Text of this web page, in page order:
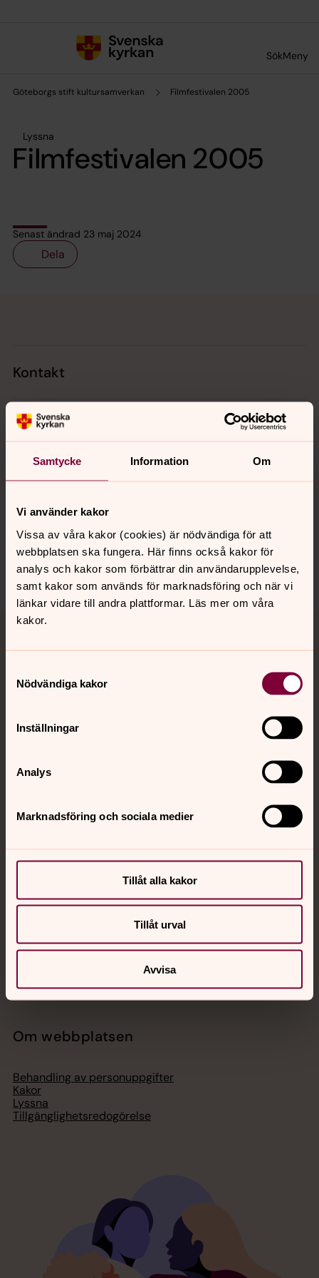
Samtycke Information Om
Vi använder kakor
Vissa av våra kakor (cookies) är nödvändiga för att
webbplatsen ska fungera. Här finns också kakor för
analys och kakor som förbättrar din användarupplevelse,
samt kakor som används för marknadsföring och när vi
länkar vidare till andra plattformar. Läs mer om våra
kakor.
Nödvändiga kakor
Inställningar
Analys
Marknadsföring och sociala medier
Tillåt alla kakor
Tillåt urval
Avvisa
SökMeny
Göteborgs stift kultursamverkan Filmfestivalen 2005
Lyssna
Filmfestivalen 2005
Senast ändrad 23 maj 2024
Dela
Kontakt
Kalender
Hitta snabbt
Sociala kanaler
Jourhavande präst
Akut samtals- och krisstöd. Prata eller chatta anonymt
med en präst på kvällar och nätter.
Chatt
Telefon 112
Lediga jobb
Act Svenska kyrkan
Svenska kyrkan i utlandet
Om webbplatsen
Behandling av personuppgifter
Kakor
Lyssna
Tillgänglighetsredogörelse